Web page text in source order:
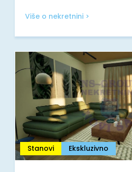
Više o nekretnini >
Stanovi Ekskluzivno